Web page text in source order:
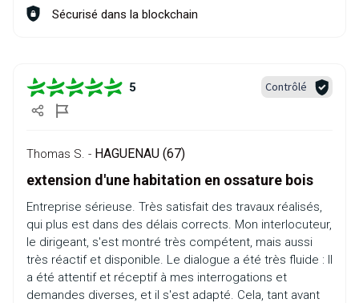
Sécurisé dans la blockchain
5 Contrôlé
Thomas S. - HAGUENAU (67)
extension d'une habitation en ossature bois
Entreprise sérieuse. Très satisfait des travaux réalisés,
qui plus est dans des délais corrects. Mon interlocuteur,
le dirigeant, s'est montré très compétent, mais aussi
très réactif et disponible. Le dialogue a été très fluide : Il
a été attentif et réceptif à mes interrogations et
demandes diverses, et il s'est adapté. Cela, tant avant